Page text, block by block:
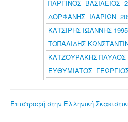
ΠΑΡΓΙΝΟΣ ΒΑΣΙΛΕΙΟΣ
ΔΟΡΦΑΝΗΣ ΙΛΑΡΙΩΝ
ΚΑΤΣΙΡΗΣ ΙΩΑΝΝΗΣ 1995
ΤΟΠΑΛΙΔΗΣ
ΚΑΤΖΟΥΡΑΚΗΣ ΠΑΥΛΟΣ
ΕΥΘΥΜΙΑΤΟΣ
Επιστροφή στην Ελληνική